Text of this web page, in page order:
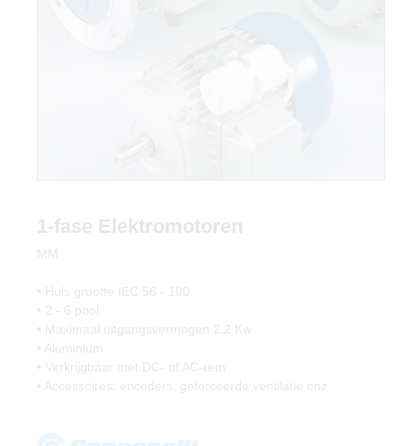
1-fase Elektromotoren
MM
• Huis grootte IEC 56 - 100
• 2 - 6 pool
• Maximaal uitgangsvermogen 2.2 Kw
• Aluminium
• Verkrijgbaar met DC- of AC-rem
• Accessoires: encoders, geforceerde ventilatie enz